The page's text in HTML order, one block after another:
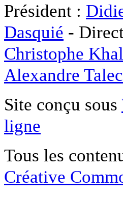
Président :
Dasquié -
Christophe
Alexandre Talec
Site conçu sous
ligne
Tous les
Créative